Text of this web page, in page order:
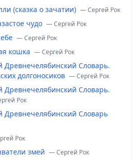
(сказка о зачатии) — Сергей Рок
чудо — Сергей Рок
— Сергей Рок
кошка — Сергей Рок
Словарь.
долгоносиков — Сергей Рок
Словарь.
Рок
Древнечелябинский Словарь
Рок
змей — Сергей Рок